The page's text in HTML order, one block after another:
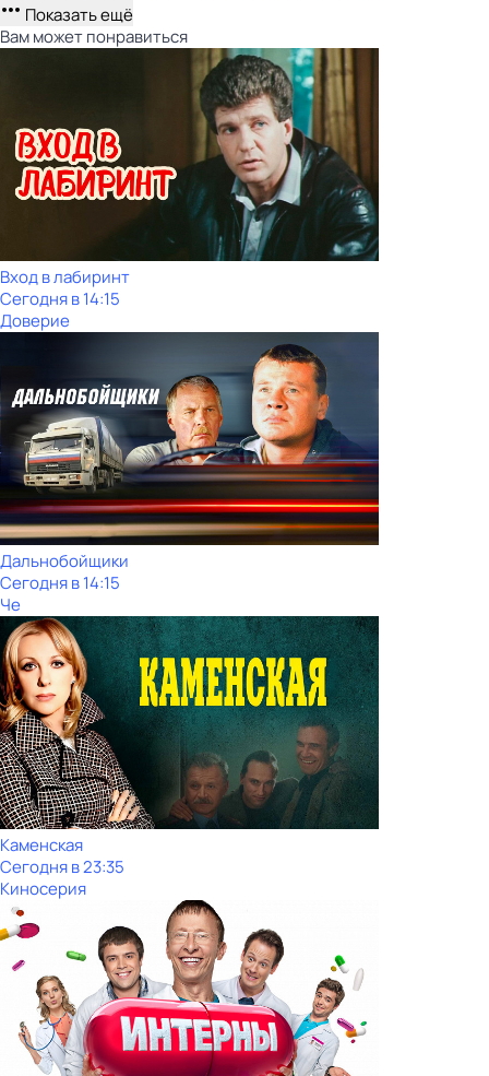
Показать ещё
Вам может понравиться
Вход в лабиринт
Сегодня в 14:15
Доверие
Дальнобойщики
Сегодня в 14:15
Че
Каменская
Сегодня в 23:35
Киносерия